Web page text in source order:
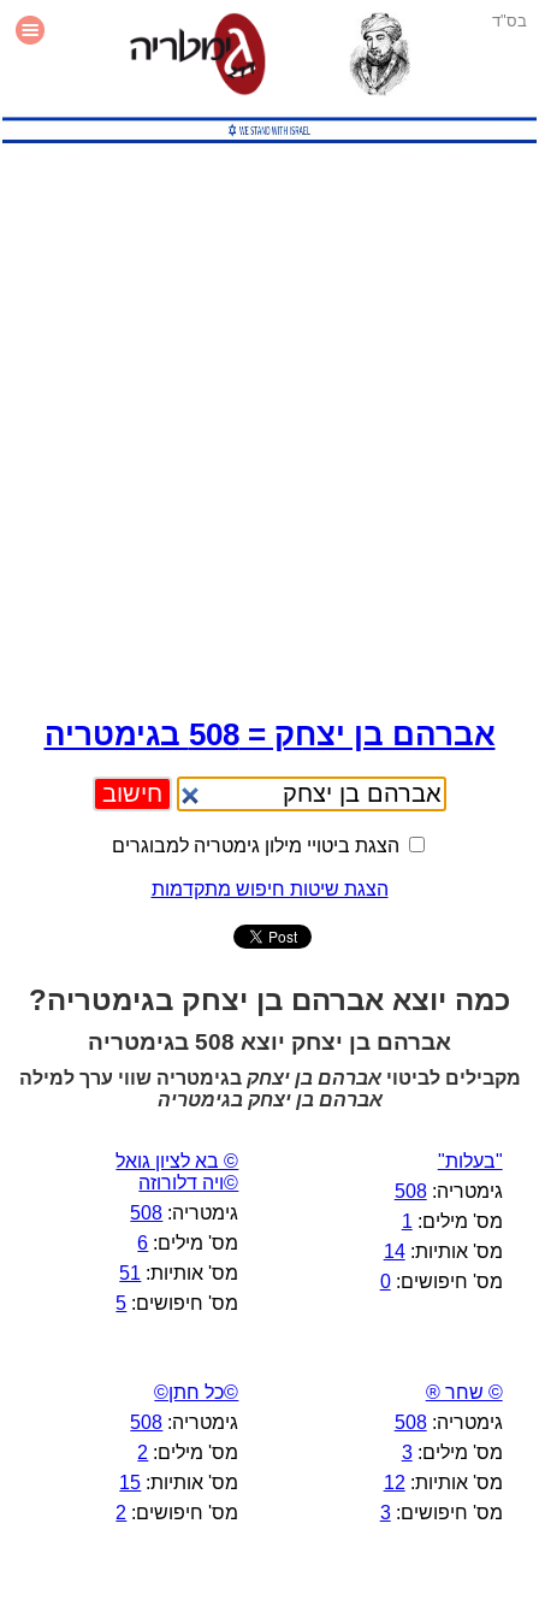
בס"ד
עזרה
אברהם בן יצחק = 508 בגימטריה
הצגת ביטויי מילון גימטריה למבוגרים
הצגת שיטות חיפוש מתקדמות
כמה יוצא אברהם בן יצחק בגימטריה?
אברהם בן יצחק יוצא 508 בגימטריה
מקבילים לביטויאברהם בן יצחק בגימטריה שווי ערך למילה
אברהם בן יצחק בגימטריה
"בעלות"
גימטריה:508
מס' מילים: 1
מס' אותיות:14
מס' חיפושים:0
© בא לציון גואל
©ויה דלורוזה
גימטריה: 508
מס' מילים: 6
מס' אותיות: 51
מס' חיפושים: 5
© שחר ®
גימטריה:508
מס' מילים:3
מס' אותיות: 12
מס' חיפושים:3
©כל חתן©
גימטריה: 508
מס' מילים: 2
מס' אותיות: 15
מס' חיפושים: 2